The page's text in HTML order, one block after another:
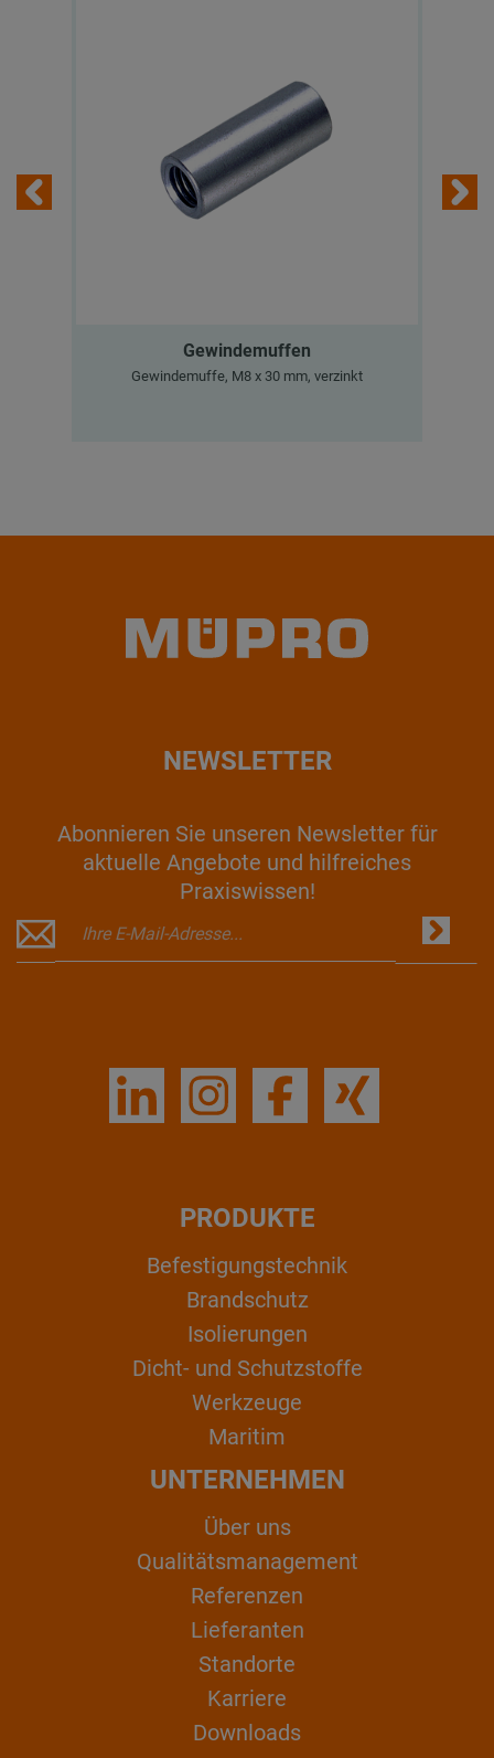
Gewindemuffen
Gewindemuffe, M8 x 30 mm, verzinkt
NEWSLETTER
Abonnieren Sie unseren Newsletter für
aktuelle Angebote und hilfreiches
Praxiswissen!
PRODUKTE
Befestigungstechnik
Brandschutz
Isolierungen
Dicht- und Schutzstoffe
Werkzeuge
Maritim
UNTERNEHMEN
Über uns
Qualitätsmanagement
Referenzen
Lieferanten
Standorte
Karriere
Downloads